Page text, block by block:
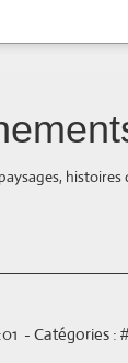
histoires
- Catégories :